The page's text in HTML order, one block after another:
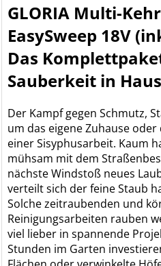
GLORIA Multi-
EasySweep 18V
Das
Sauberkeit in
Der Kampf gegen Schmutz,
um das eigene Zuhause
einer Sisyphusarbeit. Kaum
mühsam mit dem
nächste Windstoß neues
verteilt sich der feine Staub
Solche zeitraubenden und
Reinigungsarbeiten rauben
viel lieber in spannende
Stunden im Garten